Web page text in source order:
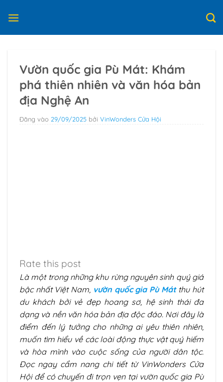
qua
Vườn quốc gia Pù Mát: Khám
phá thiên nhiên và văn hóa bản
địa Nghệ An
Đăng vào 29/09/2025 bởi VinWonders Cửa Hội
Rate this post
Là một trong những khu rừng nguyên sinh quý giá
bậc nhất Việt Nam, vườn quốc gia Pù Mátthu hút
du khách bởi vẻ đẹp hoang sơ, hệ sinh thái đa
dạng và nền văn hóa bản địa độc đáo. Nơi đây là
điểm đến lý tưởng cho những ai yêu thiên nhiên,
muốn tìm hiểu về các loài động thực vật quý hiếm
và hòa mình vào cuộc sống của người dân tộc.
Đọc ngay cẩm nang chi tiết từ VinWonders Cửa
Hội để có chuyến đi trọn vẹn tại vườn quốc gia Pù